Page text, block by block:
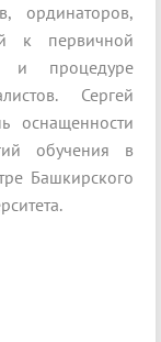
ординаторов,
к первичной
и процедуре
Сергей
оснащенности
обучения в
Башкирского